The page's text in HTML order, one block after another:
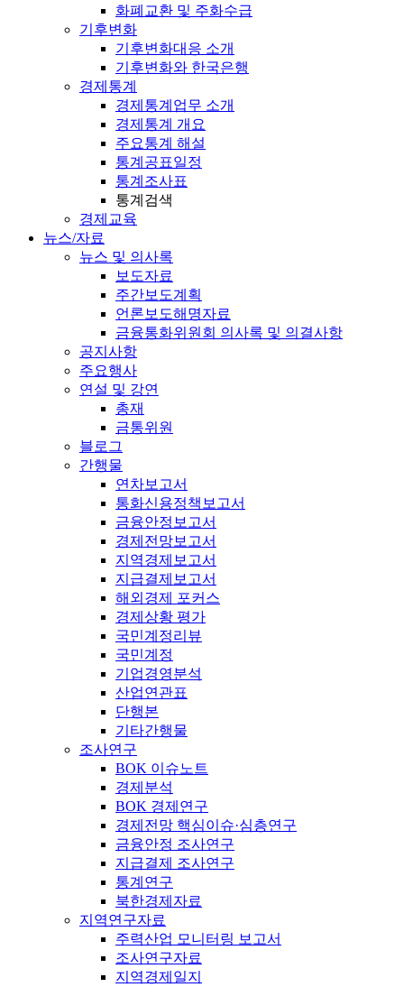
화폐교환 및 주화수급
기후변화
기후변화대응 소개
기후변화와 한국은행
경제통계
경제통계업무 소개
경제통계 개요
주요통계 해설
통계공표일정
통계조사표
통계검색
경제교육
뉴스/자료
뉴스 및 의사록
보도자료
주간보도계획
언론보도해명자료
금융통화위원회 의사록 및 의결사항
공지사항
주요행사
연설 및 강연
총재
금통위원
블로그
간행물
연차보고서
통화신용정책보고서
금융안정보고서
경제전망보고서
지역경제보고서
지급결제보고서
해외경제 포커스
경제상황 평가
국민계정리뷰
국민계정
기업경영분석
산업연관표
단행본
기타간행물
조사연구
BOK 이슈노트
경제분석
BOK 경제연구
경제전망 핵심이슈·심층연구
금융안정 조사연구
지급결제 조사연구
통계연구
북한경제자료
지역연구자료
주력산업 모니터링 보고서
조사연구자료
지역경제일지